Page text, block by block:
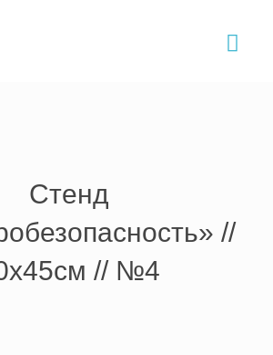
Стенд
//
// №4